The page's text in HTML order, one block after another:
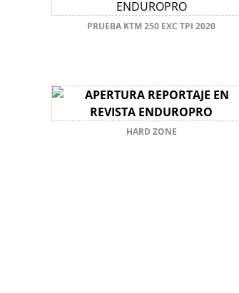
PRUEBA KTM 250 EXC TPI 2020
HARD ZONE